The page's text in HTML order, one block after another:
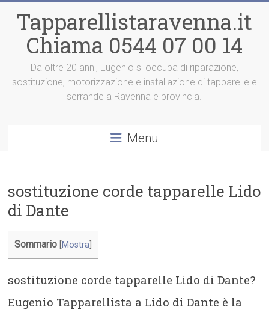
contenuto
Tapparellistaravenna.it
Chiama 0544 07 00 14
Da oltre 20 anni, Eugenio si occupa di riparazione,
sostituzione, motorizzazione e installazione di tapparelle e
serrande a Ravenna e provincia.
Menu
sostituzione corde tapparelle Lido
di Dante
Sommario Mostra
sostituzione corde tapparelle Lido di Dante?
Eugenio Tapparellista a Lido di Dante è la